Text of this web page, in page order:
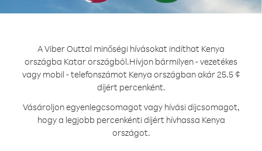
A Viber Outtal minőségi hívásokat indíthat Kenya
országba Katar országból.Hívjon bármilyen - vezetékes
vagy mobil - telefonszámot Kenya országban akár 25.5 ¢
díjért percenként.
Vásároljon egyenlegcsomagot vagy hívási díjcsomagot,
hogy a legjobb percenkénti díjért hívhassa Kenya
országot.